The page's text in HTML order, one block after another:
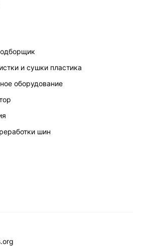
и сушки пластика
оборудование
шин